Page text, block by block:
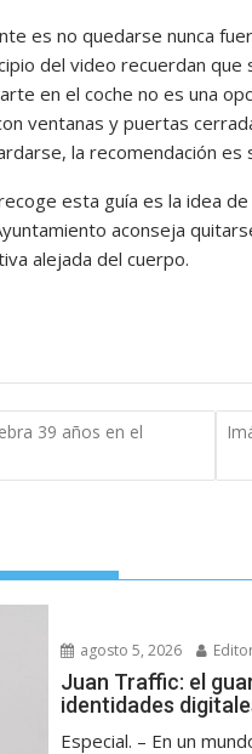
es no quedarse nunca
del video recuerdan
en el coche no es una
ventanas y puertas
la recomendación
esta guía es la idea
aconseja
alejada del cuerpo.
39 años en el
agosto 5, 2026
Juan Traffic: el
identidades
Especial. – En un